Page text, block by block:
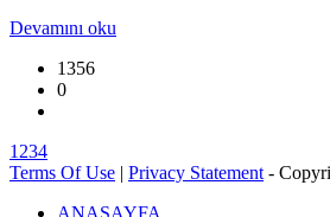
Devamını oku
1356
0
1 234
Terms Of Use | Privacy Statement -